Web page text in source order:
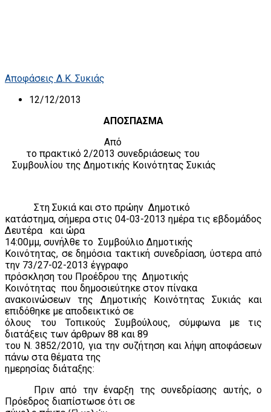
Αποφάσεις Δ.Κ. Συκιάς
12/12/2013
ΑΠΟΣΠΑΣΜΑ
Από
το πρακτικό 2/2013 συνεδριάσεως του
Συμβουλίου της Δημοτικής Κοινότητας Συκιάς
Στη Συκιά και στο πρώην Δημοτικό
κατάστημα, σήμερα στις 04-03-2013 ημέρα τις εβδομάδος
Δευτέρα
και ώρα
14:00μμ, συνήλθε το Συμβούλιο Δημοτικής
Κοινότητας, σε δημόσια τακτική συνεδρίαση, ύστερα από
την 73/27-02-2013 έγγραφο
πρόσκληση του Προέδρου της Δημοτικής
Κοινότητας που δημοσιεύτηκε στον πίνακα
ανακοινώσεων της Δημοτικής Κοινότητας Συκιάς και
επιδόθηκε με αποδεικτικό σε
όλους του Τοπικούς Συμβούλους, σύμφωνα με τις
διατάξεις των άρθρων 88 και 89
του Ν. 3852/2010, για την συζήτηση και λήψη αποφάσεων
πάνω στα θέματα της
ημερησίας διάταξης:
Πριν από την έναρξη της συνεδρίασης αυτής, ο
Πρόεδρος διαπίστωσε ότι σε